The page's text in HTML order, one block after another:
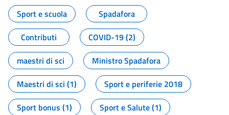
Sport e scuola
Spadafora
Contributi
COVID-19 (2)
maestri di sci
Ministro Spadafora
Maestri di sci (1)
Sport e periferie 2018
Sport bonus (1)
Sport e Salute (1)